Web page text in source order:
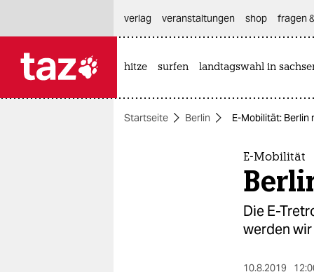
themen
verlag
veranstaltungen shop fragen
hitze surfen landtagswahl in
Startseite Berlin E-Mobilität: Berlin
E-Mobilität
Die E-
werden wir
10.8.2019